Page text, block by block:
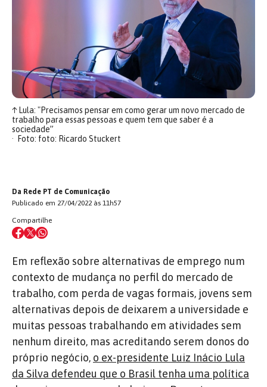
↑Lula: "Precisamos pensar em como gerar um novo mercado de
trabalho para essas pessoas e quem tem que saber é a
sociedade”
Foto: foto: Ricardo Stuckert
Da Rede PT de Comunicação
Publicado em 27/04/2022 às 11h57
Compartilhe
Em reflexão sobre alternativas de emprego num
contexto de mudança no perfil do mercado de
trabalho, com perda de vagas formais, jovens sem
alternativas depois de deixarem a universidade e
muitas pessoas trabalhando em atividades sem
nenhum direito, mas acreditando serem donos do
próprio negócio, o ex-presidente Luiz Inácio Lula
da Silva defendeu que o Brasil tenha uma política